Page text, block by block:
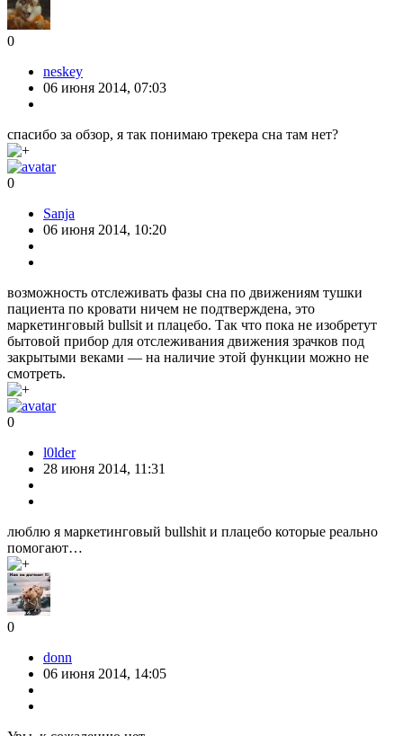
0
neskey
06 июня 2014, 07:03
спасибо за обзор, я так понимаю трекера сна там нет?
0
Sanja
06 июня 2014, 10:20
возможность отслеживать фазы сна по движениям тушки
пациента по кровати ничем не подтверждена, это
маркетинговый bullsit и плацебо. Так что пока не изобретут
бытовой прибор для отслеживания движения зрачков под
закрытыми веками — на наличие этой функции можно не
смотреть.
0
l0lder
28 июня 2014, 11:31
люблю я маркетинговый bullshit и плацебо которые реально
помогают…
0
donn
06 июня 2014, 14:05